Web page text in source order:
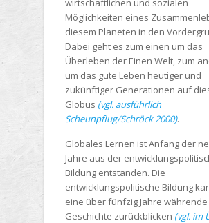
wirtschaftlichen und sozialen
Möglichkeiten eines
diesem Planeten in den
Dabei geht es zum einen um das
Überleben der Einen Welt, zum
um das gute Leben heutiger und
zukünftiger Generationen auf
Globus (vgl. ausführlich
Scheunpflug/Schröck 2000).
Globales Lernen ist Anfang der
Jahre aus der
Bildung entstanden. Die
entwicklungspolitische Bildung
eine über fünfzig Jahre währende
Geschichte zurückblicken (vgl. im